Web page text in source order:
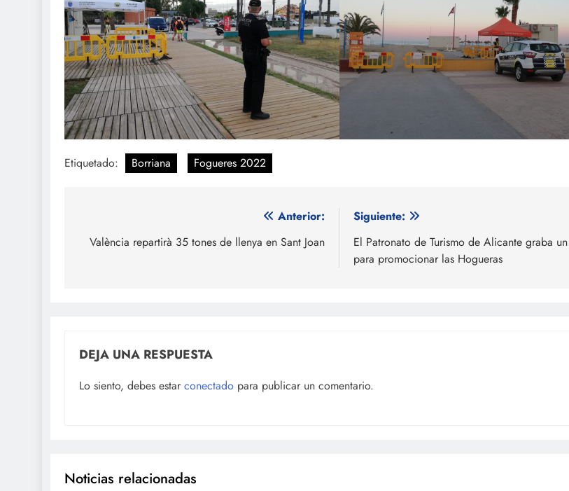
Etiquetado: Borriana Fogueres 2022
de
Anterior:
València repartirà 35 tones de llenya en Sant Joan
Siguiente:
El Patronato de Turismo de Alicante graba
para promocionar las Hogueras
DEJA UNA RESPUESTA
Lo siento, debes estar conectado para publicar un comentario.
Noticias relacionadas